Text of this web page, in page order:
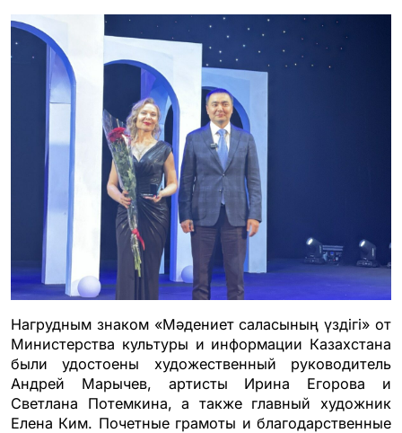
Нагрудным знаком «Мәдениет саласының үздігі» от
Министерства культуры и информации Казахстана
были удостоены художественный руководитель
Андрей Марычев, артисты Ирина Егорова и
Светлана Потемкина, а также главный художник
Елена Ким. Почетные грамоты и благодарственные